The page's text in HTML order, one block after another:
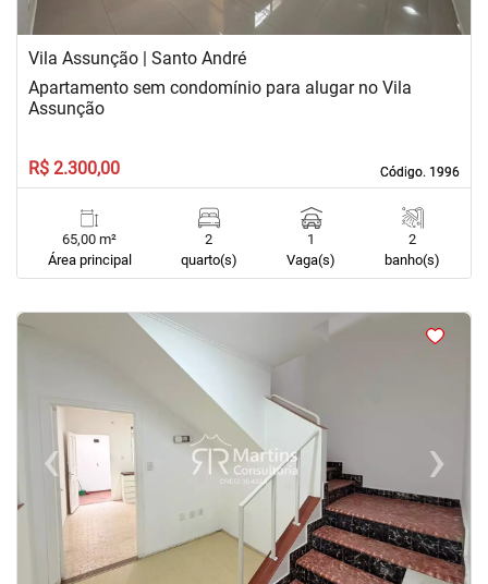
Vila Assunção | Santo André
Código. 1996
Código. 1996
Apartamento sem condomínio para alugar no Vila
Assunção
R$ 2.300,00
65,00 m²
Área principal
2
quarto(s)
1
Vaga(s)
2
banho(s)
<
‹
Previous ›Next